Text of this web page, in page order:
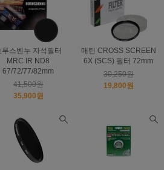
루스벤누 자석필터
MRC IR ND8
67/72/77/82mm
41,500원
35,900원
매틴 CROSS SCREEN
6X (SCS) 필터 72mm
30,250원
19,800원